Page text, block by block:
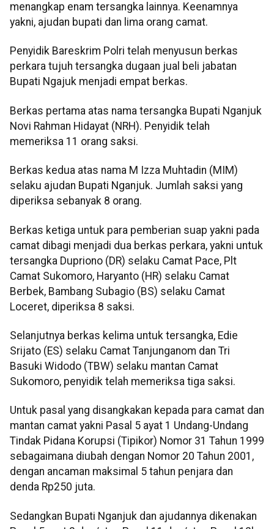
menangkap enam tersangka lainnya. Keenamnya
yakni, ajudan bupati dan lima orang camat.
Penyidik Bareskrim Polri telah menyusun berkas
perkara tujuh tersangka dugaan jual beli jabatan
Bupati Ngajuk menjadi empat berkas.
Berkas pertama atas nama tersangka Bupati Nganjuk
Novi Rahman Hidayat (NRH). Penyidik telah
memeriksa 11 orang saksi.
Berkas kedua atas nama M Izza Muhtadin (MIM)
selaku ajudan Bupati Nganjuk. Jumlah saksi yang
diperiksa sebanyak 8 orang.
Berkas ketiga untuk para pemberian suap yakni pada
camat dibagi menjadi dua berkas perkara, yakni untuk
tersangka Dupriono (DR) selaku Camat Pace, Plt
Camat Sukomoro, Haryanto (HR) selaku Camat
Berbek, Bambang Subagio (BS) selaku Camat
Loceret, diperiksa 8 saksi.
Selanjutnya berkas kelima untuk tersangka, Edie
Srijato (ES) selaku Camat Tanjunganom dan Tri
Basuki Widodo (TBW) selaku mantan Camat
Sukomoro, penyidik telah memeriksa tiga saksi.
Untuk pasal yang disangkakan kepada para camat dan
mantan camat yakni Pasal 5 ayat 1 Undang-Undang
Tindak Pidana Korupsi (Tipikor) Nomor 31 Tahun 1999
sebagaimana diubah dengan Nomor 20 Tahun 2001,
dengan ancaman maksimal 5 tahun penjara dan
denda Rp250 juta.
Sedangkan Bupati Nganjuk dan ajudannya dikenakan